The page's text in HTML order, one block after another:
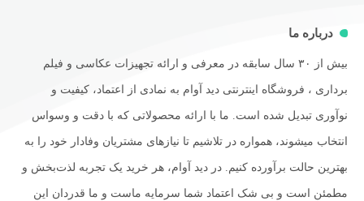
درباره ما
بیش از ۳۰ سال سابقه در معرفی و ارائه تجهیزات عکاسی و فیلم
برداری ، فروشگاه اینترنتی دید آوام به نمادی از اعتماد، کیفیت و
نوآوری تبدیل شده است. ما با ارائه محصولاتی که با دقت و وسواس
انتخاب میشوند، همواره در تلاشیم تا نیازهای مشتریان وفادار خود را به
بهترین حالت برآورده کنیم. در دید آوام، هر خرید یک تجربه لذت‌بخش و
مطمئن است و بی شک اعتماد شما سرمایه ماست و ما قدردان این